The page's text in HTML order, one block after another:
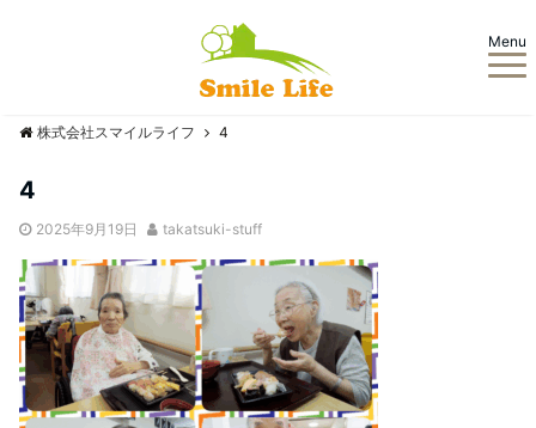
Menu
株式会社スマイルライフ 4
4
2025年9月19日 takatsuki-stuff